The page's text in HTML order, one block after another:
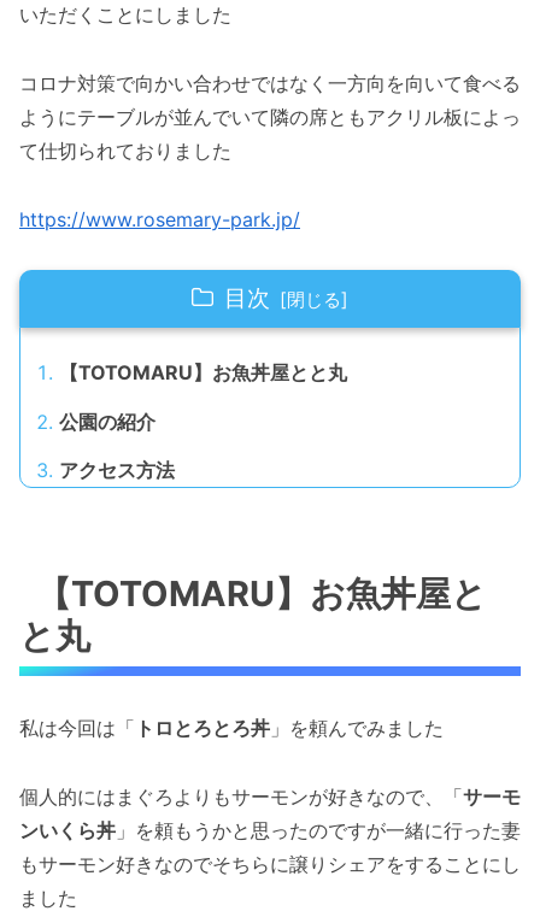
いただくことにしました
コロナ対策で向かい合わせではなく一方向を向いて食べる
ようにテーブルが並んでいて隣の席ともアクリル板によっ
て仕切られておりました
https://www.rosemary-park.jp/
目次
【TOTOMARU】お魚丼屋とと丸
公園の紹介
アクセス方法
【TOTOMARU】お魚丼屋と
と丸
私は今回は「 トロとろとろ丼 」を頼んでみました
個人的にはまぐろよりもサーモンが好きなので、「サーモ
ンいくら丼 」を頼もうかと思ったのですが一緒に行った妻
もサーモン好きなのでそちらに譲りシェアをすることにし
ました